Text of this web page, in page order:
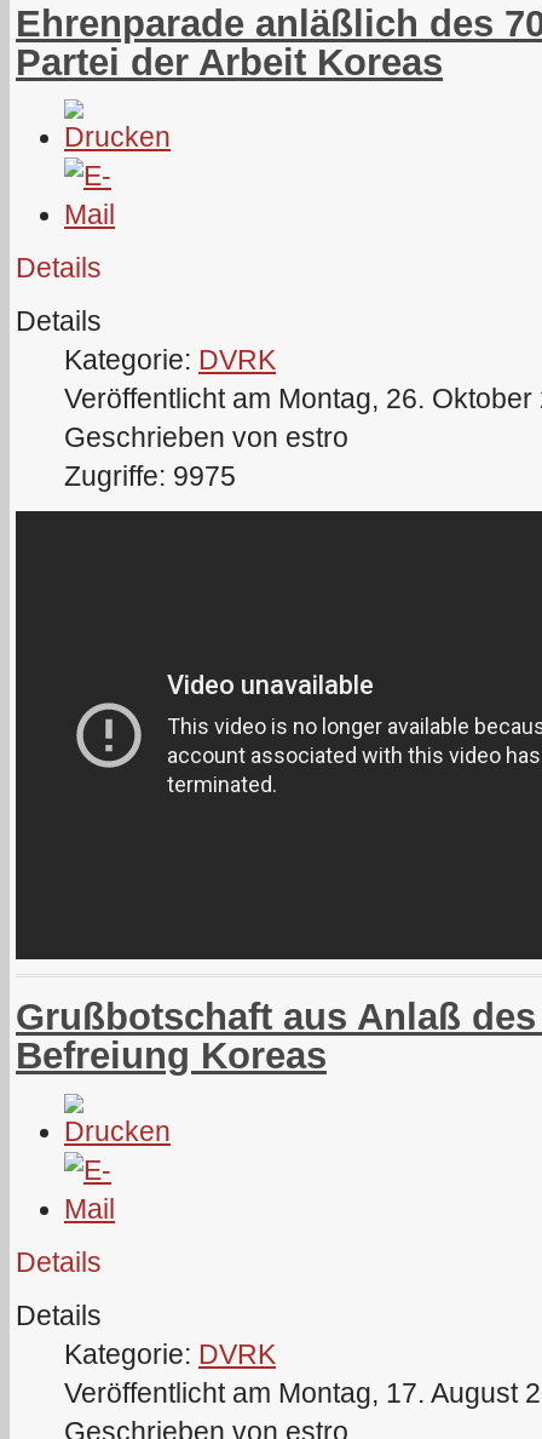
Ehrenparade anläßlich des
Partei der Arbeit Koreas
Details
Details
Kategorie: DVRK
Veröffentlicht am Montag, 26. Oktober
Geschrieben von estro
Zugriffe: 9975
Grußbotschaft aus Anlaß
Befreiung Koreas
Details
Details
Kategorie: DVRK
Veröffentlicht am Montag, 17. August
Geschrieben von estro